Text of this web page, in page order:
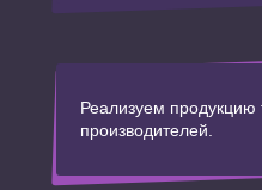
Реализуем продукцию
производителей.